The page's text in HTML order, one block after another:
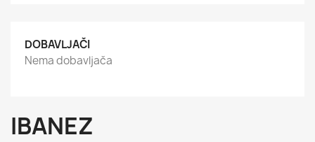
DOBAVLJAČI
Nema dobavljača
IBANEZ